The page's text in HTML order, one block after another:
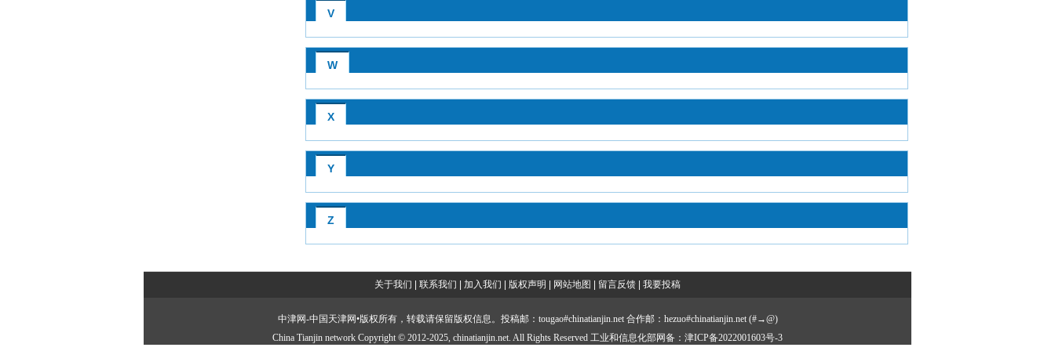
V
W
X
Y
Z
关于我们 联系我们 加入我们 版权声明 网站地图 留言反馈 我要投稿
中津网-中国天津网•版权所有，转载请保留版权信息。投稿邮：tougao#chinatianjin.net 合作邮：hezuo#chinatianjin.net (#→@)
China Tianjin network Copyright © 2012-2025, chinatianjin.net. All Rights Reserved 工业和信息化部网备：津ICP备2022001603号-3